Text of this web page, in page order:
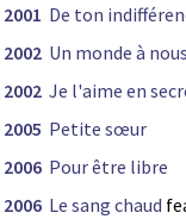
2001 De ton
2002 Un monde à nous
2002 Je l'aime en
2005 Petite sœur
2006 Pour être libre
2006 Le sang chaud